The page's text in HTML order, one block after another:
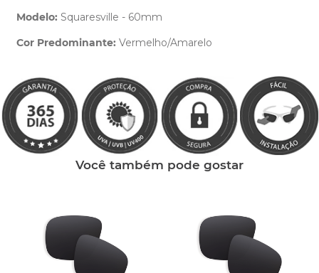
Modelo: Squaresville - 60mm
Cor Predominante: Vermelho/Amarelo
Você também pode gostar